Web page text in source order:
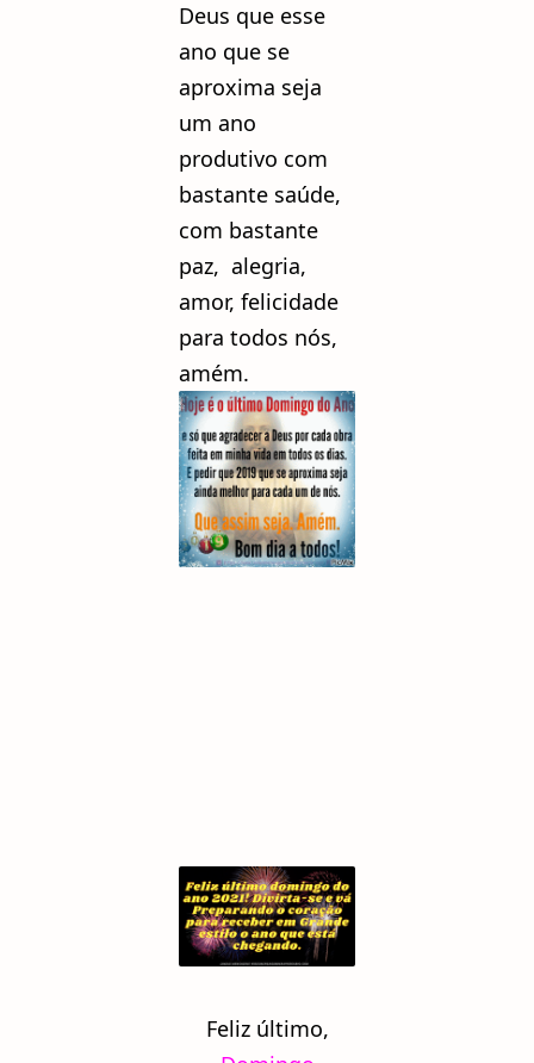
Deus que esse
ano que se
aproxima seja
um ano
produtivo com
bastante saúde,
com bastante
paz, alegria,
amor, felicidade
para todos nós,
amém.
Feliz último,